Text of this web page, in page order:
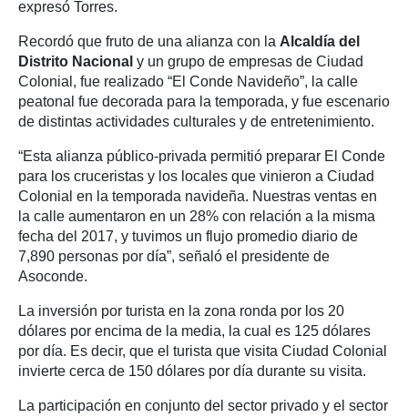
expresó Torres.
Recordó que fruto de una alianza con la Alcaldía del
Distrito Nacional y un grupo de empresas de Ciudad
Colonial, fue realizado “El Conde Navideño”, la calle
peatonal fue decorada para la temporada, y fue escenario
de distintas actividades culturales y de entretenimiento.
“Esta alianza público-privada permitió preparar El Conde
para los cruceristas y los locales que vinieron a Ciudad
Colonial en la temporada navideña. Nuestras ventas en
la calle aumentaron en un 28% con relación a la misma
fecha del 2017, y tuvimos un flujo promedio diario de
7,890 personas por día”, señaló el presidente de
Asoconde.
La inversión por turista en la zona ronda por los 20
dólares por encima de la media, la cual es 125 dólares
por día. Es decir, que el turista que visita Ciudad Colonial
invierte cerca de 150 dólares por día durante su visita.
La participación en conjunto del sector privado y el sector